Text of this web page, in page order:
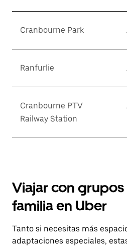
Cranbourne Park
Ranfurlie
Cranbourne PTV
Railway Station
Viajar con
familia en Uber
Tanto si necesitas más
adaptaciones especiales,